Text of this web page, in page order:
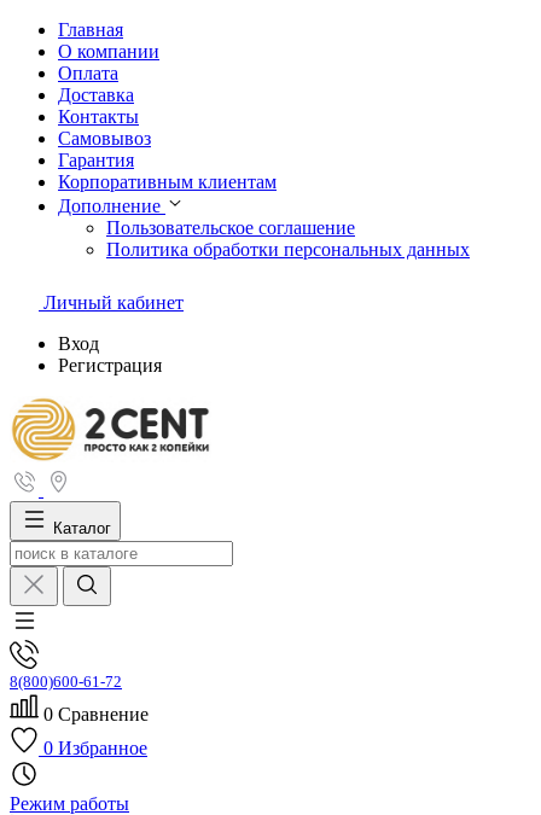
Главная
О компании
Оплата
Доставка
Контакты
Самовывоз
Гарантия
Корпоративным клиентам
Дополнение
Пользовательское соглашение
Политика обработки персональных данных
Личный кабинет
Вход
Регистрация
Каталог
8(800)600-61-72
0 Сравнение
0 Избранное
Режим работы